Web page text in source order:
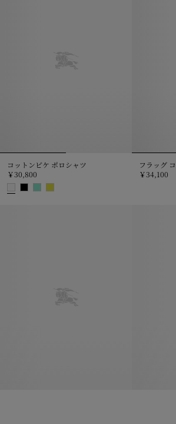
コットンピケ ポロシャツ
￥30,800
フラッグ
￥34,100